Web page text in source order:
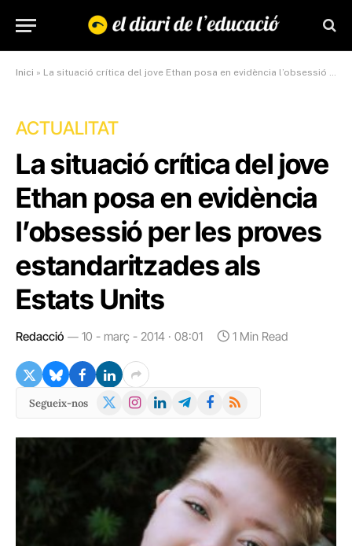
Inici » La situació crítica del jove Ethan posa en evidència l’obsessió per les proves estandaritzades als Estats Units
ACTUALITAT
La situació crítica del jove
Ethan posa en evidència
l’obsessió per les proves
estandaritzades als
Estats Units
Redacció 10 - març - 2014 · 08:01 1 Min Read
Segueix-nos
X
Instagram
LinkedInTelegramFacebook
RSS